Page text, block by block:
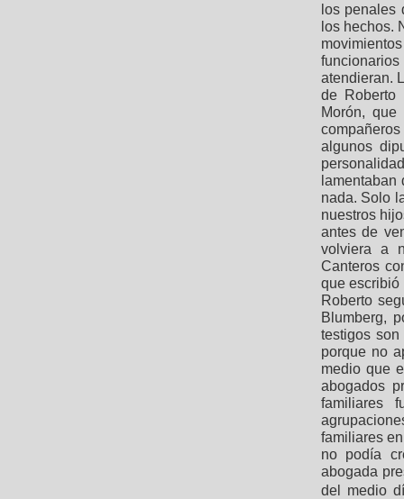
los penales
los hechos.
atendieran.
de
Morón,
algunos
lamentaban
nada. Solo
nuestros
antes de
volviera a
Canteros
que escribió
Roberto
Blumberg,
testigos
porque no
medio que
abogados
familiares
familiares
no podía
abogada
del medio